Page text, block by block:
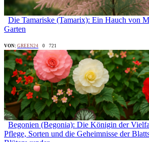
Die Tamariske (Tamarix): Ein Hauch von
Garten
VON: GREEN24 0 721
Begonien (Begonia): Die Königin der
Pflege, Sorten und die Geheimnisse der